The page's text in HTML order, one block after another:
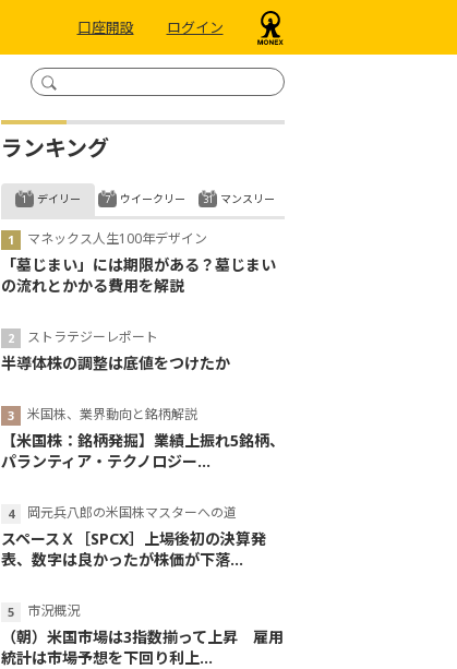
口座開設 ログイン
ランキング
デイリー
マネックス人生100年デザイン
「墓じまい」には期限がある？墓じまい
の流れとかかる費用を解説
ストラテジーレポート
半導体株の調整は底値をつけたか
米国株、業界動向と銘柄解説
【米国株：銘柄発掘】業績上振れ5銘柄、
パランティア・テクノロジー...
岡元兵八郎の米国株マスターへの道
スペースＸ［SPCX］上場後初の決算発
表、数字は良かったが株価が下落...
市況概況
（朝）米国市場は3指数揃って上昇 雇用
統計は市場予想を下回り利上...
ウイークリー マンスリー